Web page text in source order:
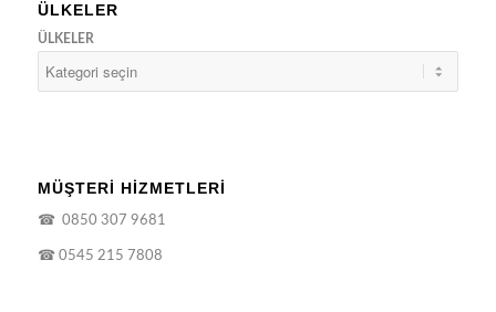
ÜLKELER
ÜLKELER
MÜŞTERİ HİZMETLERİ
☎0850 307 9681
☎0545 215 7808